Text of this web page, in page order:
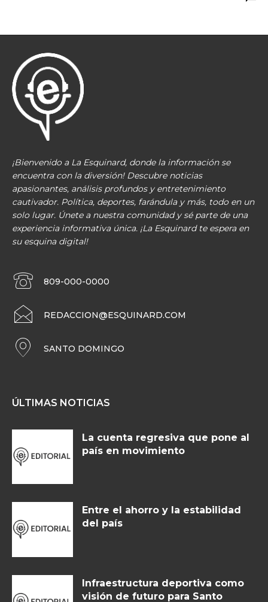
¡Bienvenido a La Esquinard, donde la información se
encuentra con la diversión! Descubre noticias
apasionantes, análisis profundos y entretenimiento
cautivador. Política, deportes, farándula y más, todo en un
solo lugar. Únete a nuestra comunidad y sé parte de una
experiencia informativa única. ¡La Esquinard te espera en
su esquina digital!
809-000-0000
REDACCION@ESQUINARD.COM
SANTO DOMINGO
ÚLTIMAS NOTICIAS
La cuenta regresiva que pone al
país en movimiento
Entre el ahorro y la estabilidad
del país
Infraestructura deportiva como
visión de futuro para Santo